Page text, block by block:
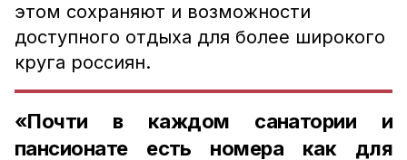
этом сохраняют и возможности
доступного отдыха для более широкого
круга россиян.
«Почти в каждом санатории и
пансионате есть номера как для